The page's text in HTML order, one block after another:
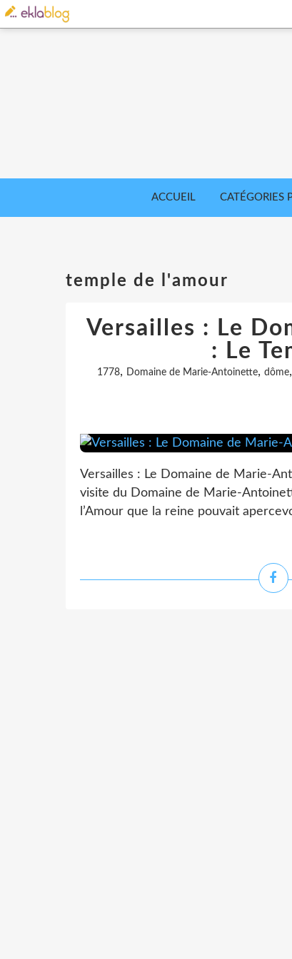
ACCUEIL CATÉGORIES
temple de l'amour
Versailles : Le
: Le
1778, Domaine de Marie-Antoinette, dôme,
Versailles : Le Domaine de Marie-
visite du Domaine de Marie-
l’Amour que la reine pouvait